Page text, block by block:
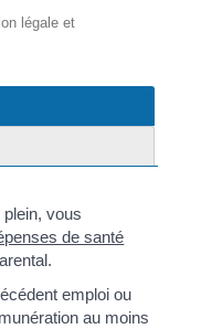
légale et
vous
de santé
emploi ou
au moins